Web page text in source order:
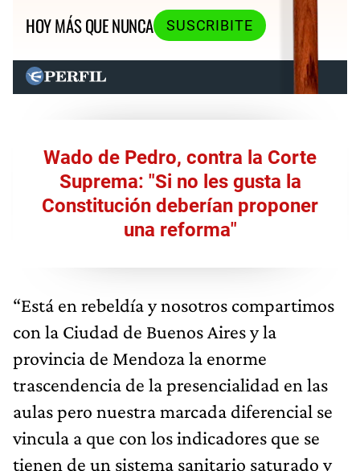
HOY MÁS QUE NUNCA
SUSCRIBITE
Wado de Pedro, contra la Corte
Suprema: "Si no les gusta la
Constitución deberían proponer
una reforma"
“Está en rebeldía y nosotros compartimos
con la Ciudad de Buenos Aires y la
provincia de Mendoza la enorme
trascendencia de la presencialidad en las
aulas pero nuestra marcada diferencial se
vincula a que con los indicadores que se
tienen de un sistema sanitario saturado y